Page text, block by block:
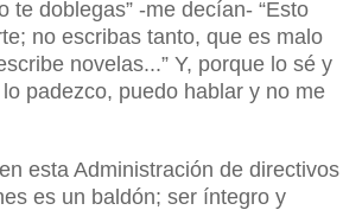
te doblegas” -me decían- “Esto
no escribas tanto, que es malo
novelas...” Y, porque lo sé y
padezco, puedo hablar y no me
esta Administración de directivos
es un baldón; ser íntegro y